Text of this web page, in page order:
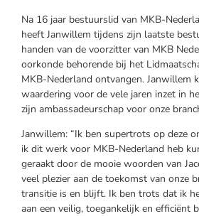
Na 16 jaar bestuurslid van MKB-
heeft Janwillem tijdens zijn laatste
handen van de voorzitter van MKB
oorkonde behorende bij het
MKB-Nederland ontvangen. Janwillem
waardering voor de vele jaren inzet in
zijn ambassadeurschap voor onze
Janwillem: “Ik ben supertrots op deze
ik dit werk voor MKB-Nederland heb
geraakt door de mooie woorden van
veel plezier aan de toekomst van onze
transitie is en blijft. Ik ben trots dat ik
aan een veilig, toegankelijk en efficiënt